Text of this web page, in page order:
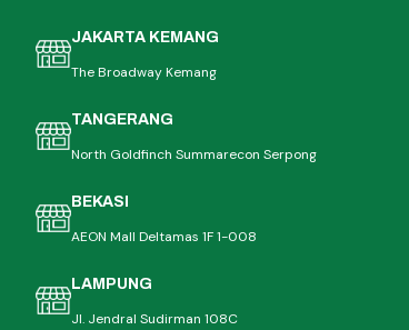
JAKARTA KEMANG
The Broadway Kemang
TANGERANG
North Goldfinch Summarecon Serpong
BEKASI
AEON Mall Deltamas 1F 1-008
LAMPUNG
Jl. Jendral Sudirman 108C